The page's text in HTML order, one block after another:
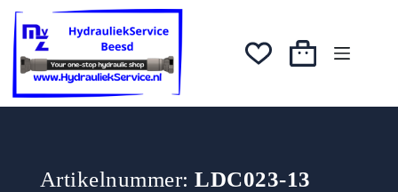
naar
inhoud
was:
€1.899,19.
€1.709,27.
Winkelwagen
Artikelnummer:LDC023-13